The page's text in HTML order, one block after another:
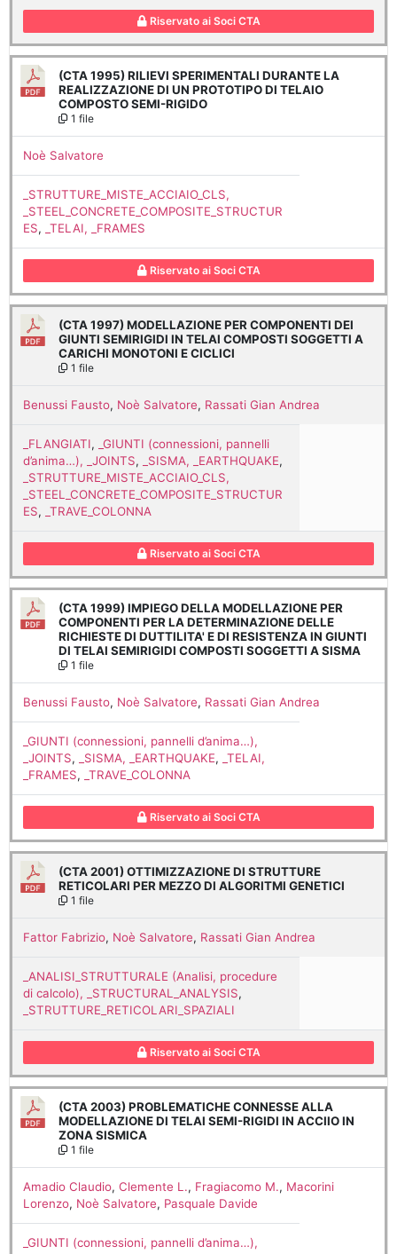
Riservato ai Soci CTA
(CTA 1995) RILIEVI SPERIMENTALI DURANTE LA
REALIZZAZIONE DI UN PROTOTIPO DI TELAIO
COMPOSTO SEMI-RIGIDO
1 file
Noè Salvatore
_STRUTTURE_MISTE_ACCIAIO_CLS,
_STEEL_CONCRETE_COMPOSITE_STRUCTUR
ES, _TELAI, _FRAMES
Riservato ai Soci CTA
(CTA 1997) MODELLAZIONE PER COMPONENTI DEI
GIUNTI SEMIRIGIDI IN TELAI COMPOSTI SOGGETTI A
CARICHI MONOTONI E CICLICI
1 file
Benussi Fausto, Noè Salvatore, Rassati Gian Andrea
_FLANGIATI,
_GIUNTI (connessioni, pannelli
d’anima…), _JOINTS, _SISMA, _EARTHQUAKE,
_STRUTTURE_MISTE_ACCIAIO_CLS,
_STEEL_CONCRETE_COMPOSITE_STRUCTUR
ES, _TRAVE_COLONNA
Riservato ai Soci CTA
(CTA 1999) IMPIEGO DELLA MODELLAZIONE PER
COMPONENTI PER LA DETERMINAZIONE DELLE
RICHIESTE DI DUTTILITA' E DI RESISTENZA IN GIUNTI
DI TELAI SEMIRIGIDI COMPOSTI SOGGETTI A SISMA
1 file
Benussi Fausto, Noè Salvatore, Rassati Gian Andrea
_GIUNTI (connessioni, pannelli d’anima…),
_JOINTS, _SISMA, _EARTHQUAKE,
_TELAI,
_FRAMES, _TRAVE_COLONNA
Riservato ai Soci CTA
(CTA 2001) OTTIMIZZAZIONE DI STRUTTURE
RETICOLARI PER MEZZO DI ALGORITMI GENETICI
1 file
Fattor Fabrizio, Noè Salvatore, Rassati Gian Andrea
_ANALISI_STRUTTURALE (Analisi, procedure
di calcolo), _STRUCTURAL_ANALYSIS,
_STRUTTURE_RETICOLARI_SPAZIALI
Riservato ai Soci CTA
(CTA 2003) PROBLEMATICHE CONNESSE ALLA
MODELLAZIONE DI TELAI SEMI-RIGIDI IN ACCIIO IN
ZONA SISMICA
1 file
Amadio Claudio, Clemente L., Fragiacomo M., Macorini
Lorenzo, Noè Salvatore, Pasquale Davide
_GIUNTI (connessioni, pannelli d’anima…),